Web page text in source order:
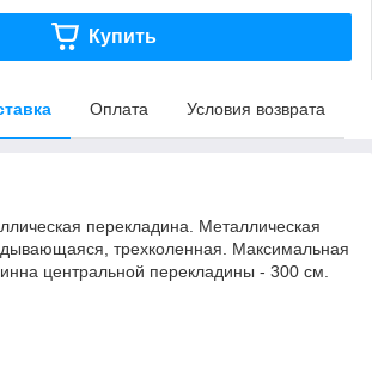
Купить
Оплата Условия возврата
перекладина. Металлическая
трехколенная. Максимальная
центральной перекладины - 300 см.